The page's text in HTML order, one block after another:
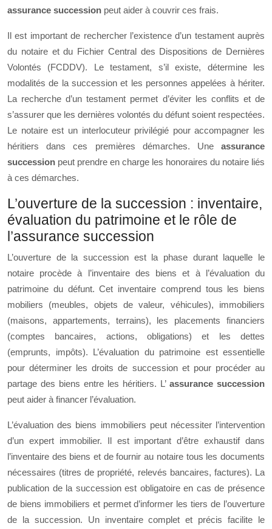
assurance succession peut aider à couvrir ces frais.
Il est important de rechercher l’existence d’un testament auprès
du notaire et du Fichier Central des Dispositions de Dernières
Volontés (FCDDV). Le testament, s’il existe, détermine les
modalités de la succession et les personnes appelées à hériter.
La recherche d’un testament permet d’éviter les conflits et de
s’assurer que les dernières volontés du défunt soient respectées.
Le notaire est un interlocuteur privilégié pour accompagner les
héritiers dans ces premières démarches. Une assurance
succession peut prendre en charge les honoraires du notaire liés
à ces démarches.
L’ouverture de la succession : inventaire,
évaluation du patrimoine et le rôle de
l’assurance succession
L’ouverture de la succession est la phase durant laquelle le
notaire procède à l’inventaire des biens et à l’évaluation du
patrimoine du défunt. Cet inventaire comprend tous les biens
mobiliers (meubles, objets de valeur, véhicules), immobiliers
(maisons, appartements, terrains), les placements financiers
(comptes bancaires, actions, obligations) et les dettes
(emprunts, impôts). L’évaluation du patrimoine est essentielle
pour déterminer les droits de succession et pour procéder au
partage des biens entre les héritiers. L’ assurance succession
peut aider à financer l’évaluation.
L’évaluation des biens immobiliers peut nécessiter l’intervention
d’un expert immobilier. Il est important d’être exhaustif dans
l’inventaire des biens et de fournir au notaire tous les documents
nécessaires (titres de propriété, relevés bancaires, factures). La
publication de la succession est obligatoire en cas de présence
de biens immobiliers et permet d’informer les tiers de l’ouverture
de la succession. Un inventaire complet et précis facilite le